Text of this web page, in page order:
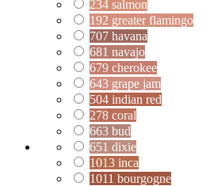
234 salmon
192 greater flamingo
707 havana
681 navajo
679 cherokee
643 grape jam
504 indian red
278 coral
663 bud
651 dixie
1013 inca
1011 bourgogne